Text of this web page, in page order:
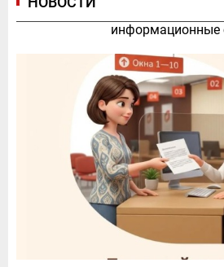
информационные